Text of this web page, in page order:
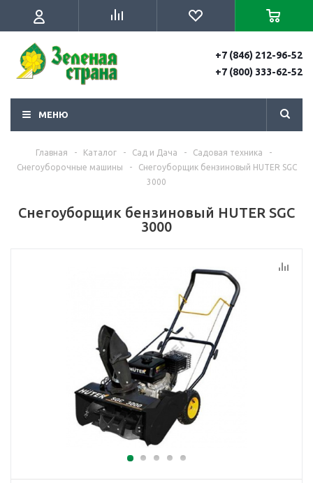
+7 (846) 212-96-52
+7 (800) 333-62-52
МЕНЮ
Главная - Каталог - Сад и Дача - Садовая техника
-
Снегоуборочные машины
-
Снегоуборщик бензиновый HUTER SGC
3000
Снегоуборщик бензиновый HUTER SGC
3000